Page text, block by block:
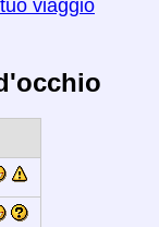
viaggio